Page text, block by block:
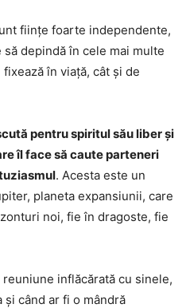
ființe foarte independente,
depindă în cele mai multe
în viață, cât și de
pentru spiritul său liber și
îl face să caute parteneri
. Acesta este un
planeta expansiunii, care
noi, fie în dragoste, fie
inflăcărată cu sinele,
și când ar fi o mândră